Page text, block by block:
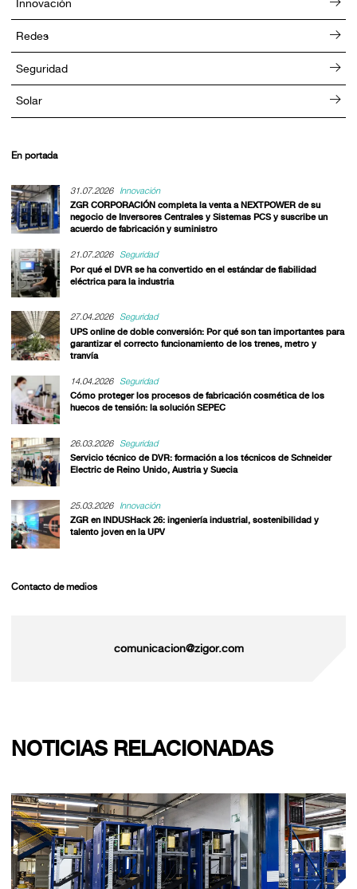
Innovación
Redes
Seguridad
Solar
En portada
31.07.2026
Innovación
ZGR CORPORACIÓN completa la venta a NEXTPOWER de su
negocio de Inversores Centrales y Sistemas PCS y suscribe un
acuerdo de fabricación y suministro
21.07.2026
Seguridad
Por qué el DVR se ha convertido en el estándar de fiabilidad
eléctrica para la industria
27.04.2026
Seguridad
UPS online de doble conversión: Por qué son tan importantes para
garantizar el correcto funcionamiento de los trenes, metro y
tranvía
14.04.2026
Seguridad
Cómo proteger los procesos de fabricación cosmética de los
huecos de tensión: la solución SEPEC
26.03.2026
Seguridad
Servicio técnico de DVR: formación a los técnicos de Schneider
Electric de Reino Unido, Austria y Suecia
25.03.2026
Innovación
ZGR en INDUSHack 26: ingeniería industrial, sostenibilidad y
talento joven en la UPV
Contacto de medios
comunicacion@zigor.com
NOTICIAS RELACIONADAS